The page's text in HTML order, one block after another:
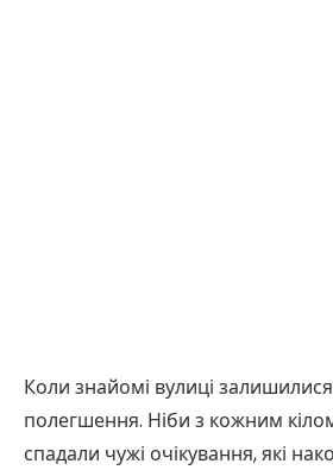
Коли знайомі вулиці
полегшення. Ніби з кожним
спадали чужі очікування, які